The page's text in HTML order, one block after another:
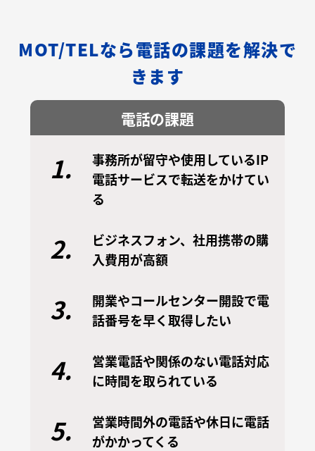
MOT/TELなら電話の課題を解決で
きます
電話の課題
1.
事務所が留守や使用しているIP
電話サービスで転送をかけてい
る
2.
ビジネスフォン、社用携帯の購
入費用が高額
3.
開業やコールセンター開設で電
話番号を早く取得したい
4.
営業電話や関係のない電話対応
に時間を取られている
5.
営業時間外の電話や休日に電話
がかかってくる